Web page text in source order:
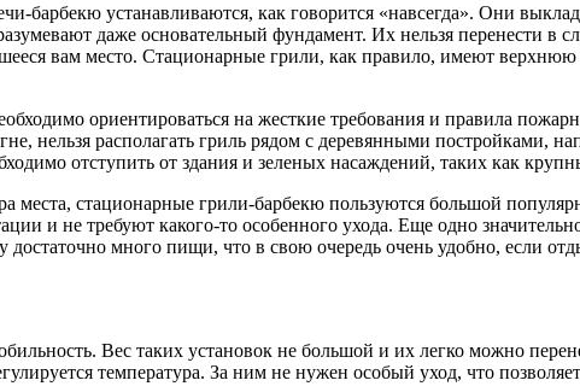
барбекю устанавливаются, как говорится «навсегда». Они
даже основательный фундамент. Их нельзя перенести в
вам место. Стационарные грили, как правило, имеют
ориентироваться на жесткие требования и правила
нельзя располагать гриль рядом с деревянными постройками,
отступить от здания и зеленых насаждений, таких как
места, стационарные грили-барбекю пользуются большой
и не требуют какого-то особенного ухода. Еще одно
достаточно много пищи, что в свою очередь очень удобно, если
Вес таких установок не большой и их легко можно
температура. За ним не нужен особый уход, что